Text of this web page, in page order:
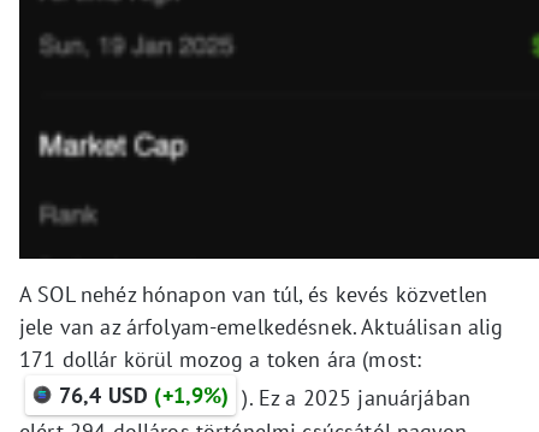
A SOL nehéz hónapon van túl, és kevés közvetlen
jele van az árfolyam-emelkedésnek. Aktuálisan alig
171 dollár körül mozog a token ára (most:
76,4 USD (+1,9%) ). Ez a 2025 januárjában